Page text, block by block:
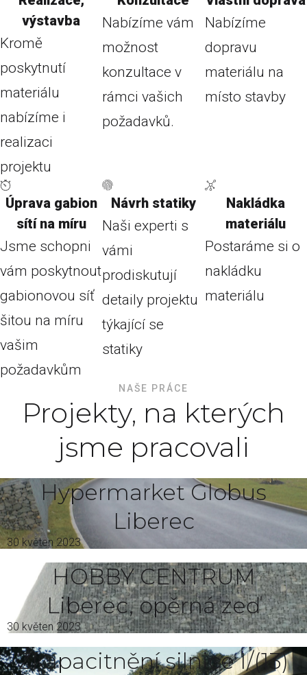
výstavba
Kromě
poskytnutí
materiálu
nabízíme i
realizaci
projektu
Nabízíme vám
možnost
konzultace v
rámci vašich
požadavků.
Nabízíme
dopravu
materiálu na
místo stavby
Úprava gabion
sítí na míru
Jsme schopni
vám poskytnout
gabionovou síť
šitou na míru
vašim
požadavkům
Návrh statiky
Naši experti s
vámi
prodiskutují
detaily projektu
týkající se
statiky
Nakládka
materiálu
Postaráme si o
nakládku
materiálu
NAŠE PRÁCE
Projekty, na kterých
jsme pracovali
Hypermarket Globus
Liberec
30 květen 2023
HOBBY CENTRUM
Liberec, opěrná zeď
30 květen 2023
Zkapacitnění silnice I/(13)